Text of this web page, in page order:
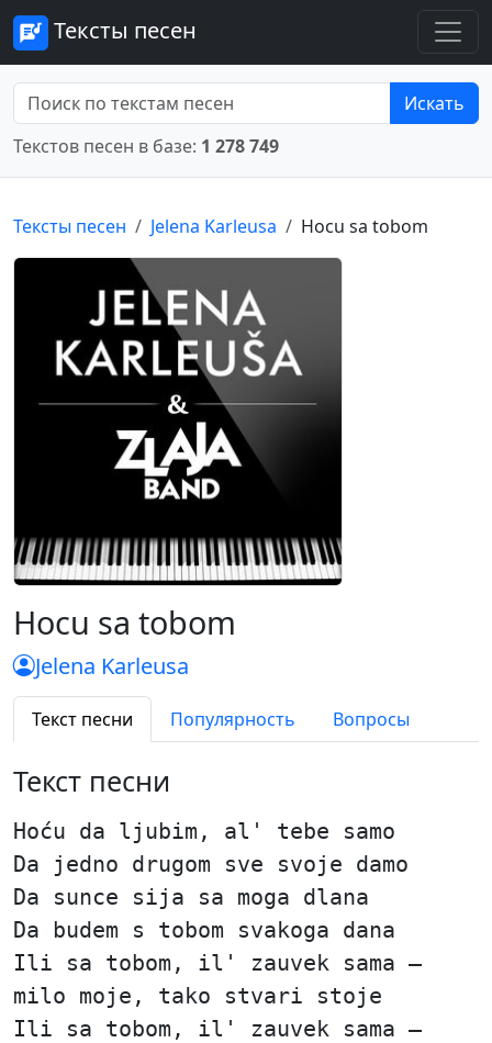
Тексты песен
Искать
Текстов песен в базе: 1 278 749
Тексты песен Jelena Karleusa Hocu sa tobom
Hocu sa tobom
Jelena Karleusa
Текст песни Популярность Вопросы
Текст песни
Hoću da ljubim, al' tebe samo
Da jedno drugom sve svoje damo
Da sunce sija sa moga dlana
Da budem s tobom svakoga dana
Ili sa tobom, il' zauvek sama —
milo moje, tako stvari stoje
Ili sa tobom, il' zauvek sama —